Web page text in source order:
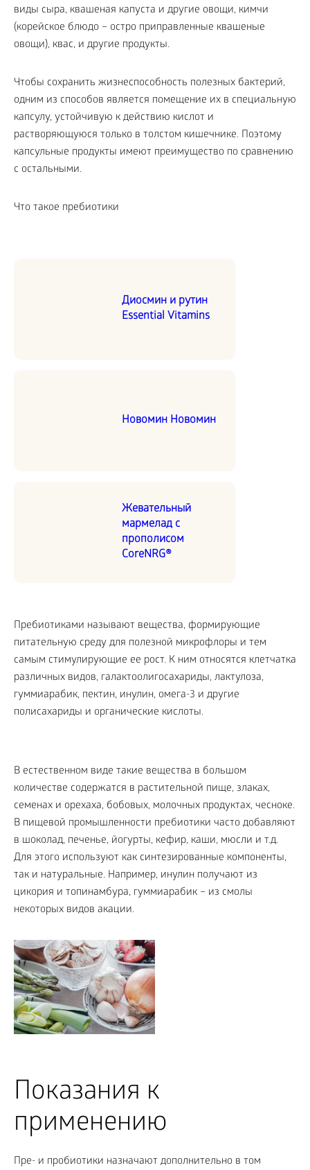
виды сыра, квашеная капуста и другие овощи, кимчи
(корейское блюдо – остро приправленные квашеные
овощи), квас, и другие продукты.
Чтобы сохранить жизнеспособность полезных бактерий,
одним из способов является помещение их в специальную
капсулу, устойчивую к действию кислот и
растворяющуюся только в толстом кишечнике. Поэтому
капсульные продукты имеют преимущество по сравнению
с остальными.
Что такое пребиотики
Диосмин и рутин
Essential Vitamins
Новомин Новомин
Жевательный
мармелад с
прополисом
CoreNRG®
Пребиотиками называют вещества, формирующие
питательную среду для полезной микрофлоры и тем
самым стимулирующие ее рост. К ним относятся клетчатка
различных видов, галактоолигосахариды, лактулоза,
гуммиарабик, пектин, инулин, омега-3 и другие
полисахариды и органические кислоты.
В естественном виде такие вещества в большом
количестве содержатся в растительной пище, злаках,
семенах и орехаха, бобовых, молочных продуктах, чесноке.
В пищевой промышленности пребиотики часто добавляют
в шоколад, печенье, йогурты, кефир, каши, мюсли и т.д.
Для этого используют как синтезированные компоненты,
так и натуральные. Например, инулин получают из
цикория и топинамбура, гуммиарабик – из смолы
некоторых видов акации.
Показания к
применению
Пре- и пробиотики назначают дополнительно в том